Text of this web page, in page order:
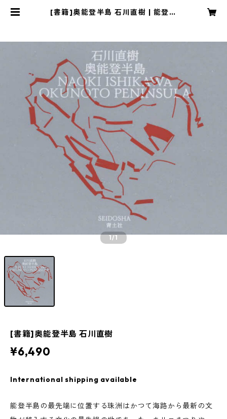
[書籍]奥能登半島 石川直樹 | 能登乃
1/1
[書籍]奥能登半島 石川直樹
¥6,490
International shipping available
能登半島の最先端に位置する珠洲はかつて海路から最新の文